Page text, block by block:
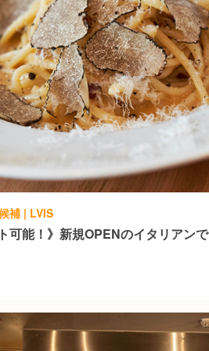
補 | LVIS
可能！》新規OPENのイタリアンで